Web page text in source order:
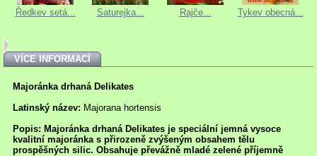
Ředkev setá... Saturejka... Rajče... Tykev obecná...
VÍCE INFORMACÍ
Majoránka drhaná Delikates
Latinský název: Majorana hortensis
Popis: Majoránka drhaná Delikates je speciální jemná vysoce
kvalitní majoránka s přirozeně zvýšeným obsahem tělu
prospěšných silic. Obsahuje převážně mladé zelené příjemně